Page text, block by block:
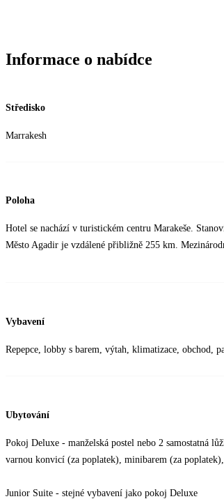
Informace o nabídce
Středisko
Marrakesh
Poloha
Hotel se nachází v turistickém centru Marakeše.
Město Agadir je vzdálené přibližně 255 km.
Vybavení
Repepce, lobby s barem, výtah, klimatizace, obchod,
Ubytování
Pokoj Deluxe - manželská postel nebo 2 samostatná
varnou konvicí (za poplatek), minibarem (za
Junior Suite - stejné vybavení jako pokoj Deluxe